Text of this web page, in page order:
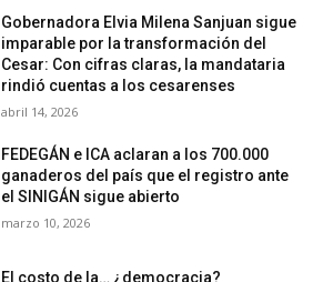
Gobernadora Elvia Milena Sanjuan sigue
imparable por la transformación del
Cesar: Con cifras claras, la mandataria
rindió cuentas a los cesarenses
abril 14, 2026
FEDEGÁN e ICA aclaran a los 700.000
ganaderos del país que el registro ante
el SINIGÁN sigue abierto
marzo 10, 2026
El costo de la… ¿democracia?